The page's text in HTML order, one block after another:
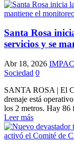
Santa Rosa
servicios y se
Abr 18, 2026
Sociedad 0
SANTA ROSA | El
drenaje está
los 2 metros. Hay 86
Leer más